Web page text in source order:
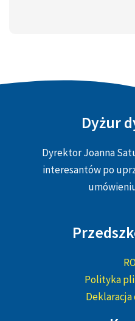
Dyżur
Dyrektor Joanna
interesantów po
Polityka